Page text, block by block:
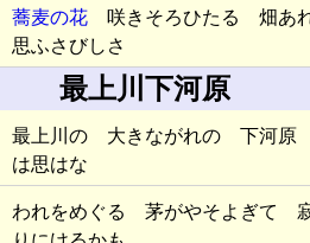
蕎麦の花 咲きそろひたる 畑あ
思ふさびしさ
最上川下河原
最上川の 大きながれの 下河原
は思はな
われをめぐる 茅がやそよぎて